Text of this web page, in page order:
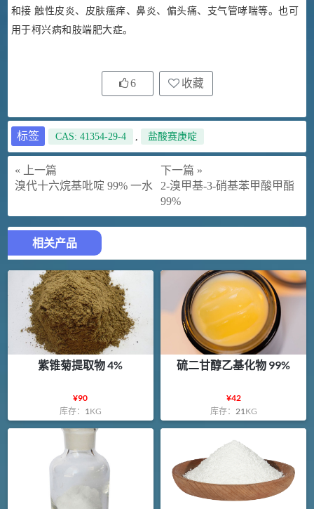
和接 触性皮炎、皮肤瘙痒、鼻炎、偏头痛、支气管哮喘等。也可
用于柯兴病和肢端肥大症。
6 收藏
标签 CAS: 41354-29-4 , 盐酸赛庚啶
« 上一篇
溴代十六烷基吡啶 99% 一水
下一篇 »
2-溴甲基-3-硝基苯甲酸甲酯
99%
相关产品
紫锥菊提取物 4%
¥90
库存： 1KG
硫二甘醇乙基化物 99%
¥42
库存： 21KG